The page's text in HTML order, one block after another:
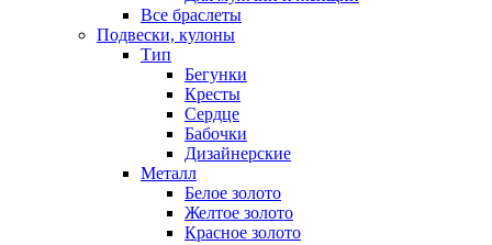
Все браслеты
Подвески, кулоны
Тип
Бегунки
Кресты
Сердце
Бабочки
Дизайнерские
Металл
Белое золото
Желтое золото
Красное золото